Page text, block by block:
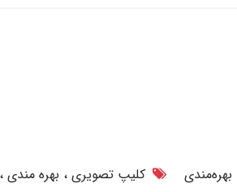
بهره‌مندی کلیپ تصویری بهره مندی